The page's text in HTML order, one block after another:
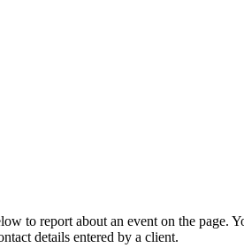
to report about an event on the page.
details entered by a client.